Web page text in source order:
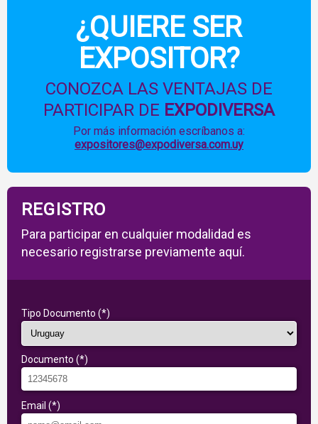
¿QUIERE SER
EXPOSITOR?
CONOZCA LAS VENTAJAS DE
PARTICIPAR DE EXPODIVERSA
Por más información escríbanos a:
expositores@expodiversa.com.uy
REGISTRO
Para participar en cualquier modalidad es
necesario registrarse previamente aquí.
Tipo Documento (*)
Documento (*)
Email (*)